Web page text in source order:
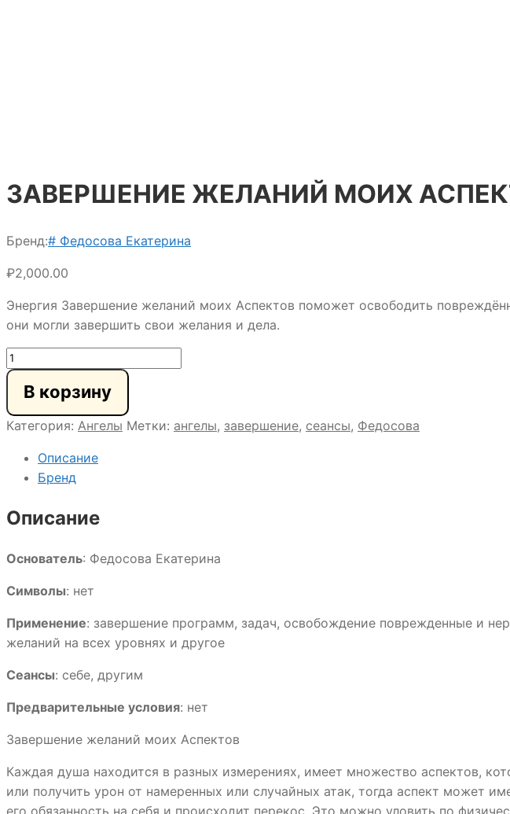
ЗАВЕРШЕНИЕ ЖЕЛАНИЙ МОИХ
Бренд:# Федосова Екатерина
₽2,000.00
Энергия Завершение желаний моих Аспектов поможет освободить
они могли завершить свои желания и дела.
Количество
товара
ЗАВЕРШЕНИЕ
ЖЕЛАНИЙ
МОИХ
АСПЕКТОВ
В корзину
Категория: Ангелы Метки: ангелы, завершение, сеансы, Федосова
Описание
Бренд
Описание
Основатель: Федосова Екатерина
Символы: нет
Применение: завершение программ, задач, освобождение поврежденные и
желаний на всех уровнях и другое
Сеансы: себе, другим
Предварительные условия: нет
Завершение желаний моих Аспектов
Каждая душа находится в разных измерениях, имеет множество аспектов,
или получить урон от намеренных или случайных атак, тогда аспект может
его обязанность на себя и происходит перекос. Это можно уловить по